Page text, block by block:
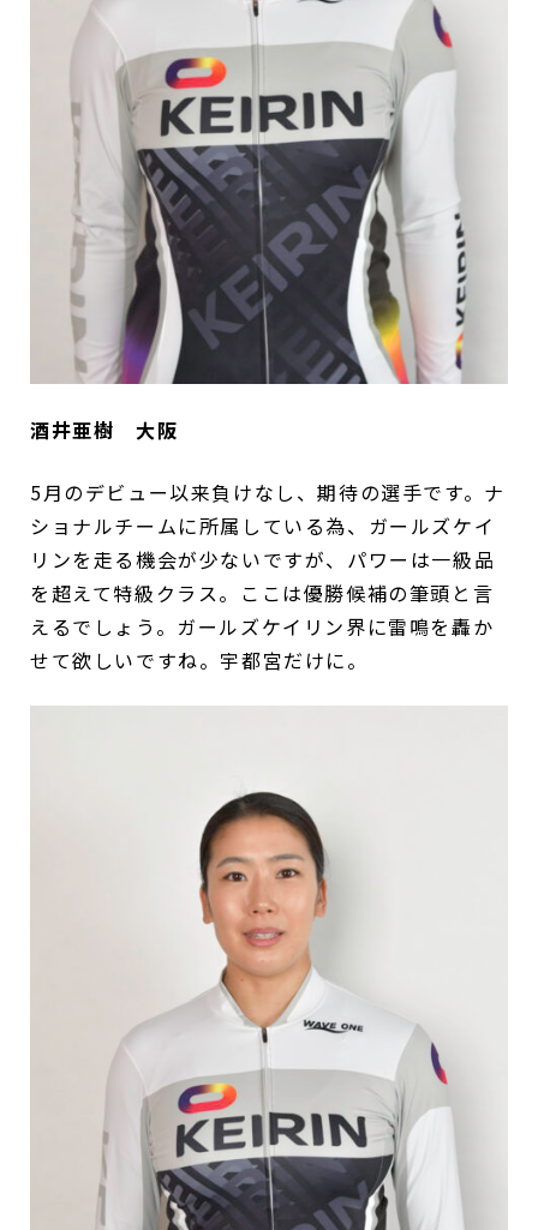
酒井亜樹 大阪
5月のデビュー以来負けなし、期待の選手です。ナ
ショナルチームに所属している為、ガールズケイ
リンを走る機会が少ないですが、パワーは一級品
を超えて特級クラス。ここは優勝候補の筆頭と言
えるでしょう。ガールズケイリン界に雷鳴を轟か
せて欲しいですね。宇都宮だけに。